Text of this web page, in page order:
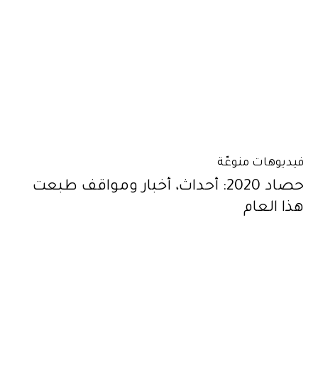
فيديوهات منوعّة
حصاد 2020: أحداث، أخبار ومواقف طبعت
هذا العام